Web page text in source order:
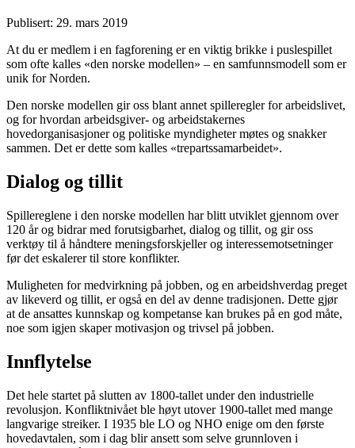
Publisert: 29. mars 2019
At du er medlem i en fagforening er en viktig brikke i puslespillet
som ofte kalles «den norske modellen» – en samfunnsmodell som er
unik for Norden.
Den norske modellen gir oss blant annet spilleregler for arbeidslivet,
og for hvordan arbeidsgiver- og arbeidstakernes
hovedorganisasjoner og politiske myndigheter møtes og snakker
sammen. Det er dette som kalles «trepartssamarbeidet».
Dialog og tillit
Spillereglene i den norske modellen har blitt utviklet gjennom over
120 år og bidrar med forutsigbarhet, dialog og tillit, og gir oss
verktøy til å håndtere meningsforskjeller og interessemotsetninger
før det eskalerer til store konflikter.
Muligheten for medvirkning på jobben, og en arbeidshverdag preget
av likeverd og tillit, er også en del av denne tradisjonen. Dette gjør
at de ansattes kunnskap og kompetanse kan brukes på en god måte,
noe som igjen skaper motivasjon og trivsel på jobben.
Innflytelse
Det hele startet på slutten av 1800-tallet under den industrielle
revolusjon. Konfliktnivået ble høyt utover 1900-tallet med mange
langvarige streiker. I 1935 ble LO og NHO enige om den første
hovedavtalen, som i dag blir ansett som selve grunnloven i